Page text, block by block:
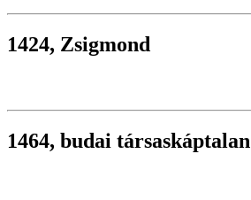
1424, Zsigmond
1464, budai társaskáptalan